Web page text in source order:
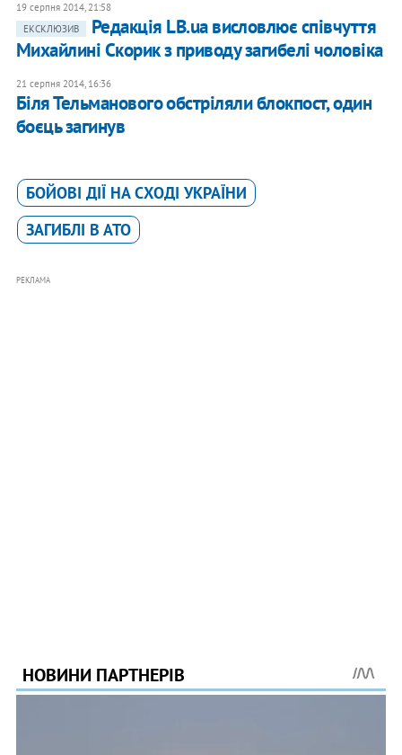
19 серпня 2014, 21:58
ЕКСКЛЮЗИВ
Редакція LB.ua висловлює співчуття
Михайлині Скорик з приводу загибелі чоловіка
21 серпня 2014, 16:36
Біля Тельманового обстріляли блокпост, один
боєць загинув
БОЙОВІ ДІЇ НА СХОДІ УКРАЇНИ
ЗАГИБЛІ В АТО
РЕКЛАМА